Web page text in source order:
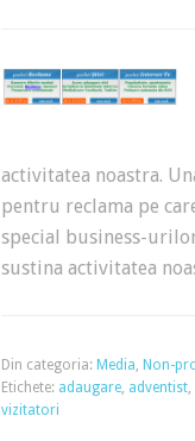
activitatea noastra.
pentru reclama pe
special business-
sustina activitatea
Din categoria: Media, Non-
Etichete: adaugare, adventist,
vizitatori